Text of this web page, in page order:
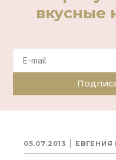
вкусные
05.07.2013 ЕВГЕНИЯ